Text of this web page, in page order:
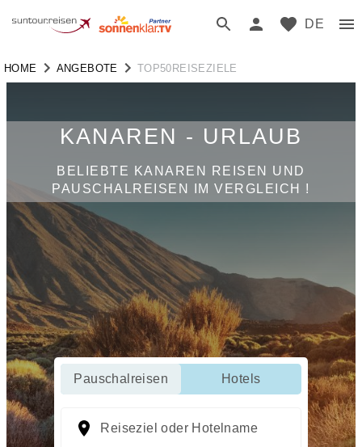
DE
HOME ANGEBOTE TOP50REISEZIELE
KANAREN - URLAUB
BELIEBTE KANAREN REISEN UND
PAUSCHALREISEN IM VERGLEICH !
Pauschalreisen Hotels
Reiseziel oder Hotelname